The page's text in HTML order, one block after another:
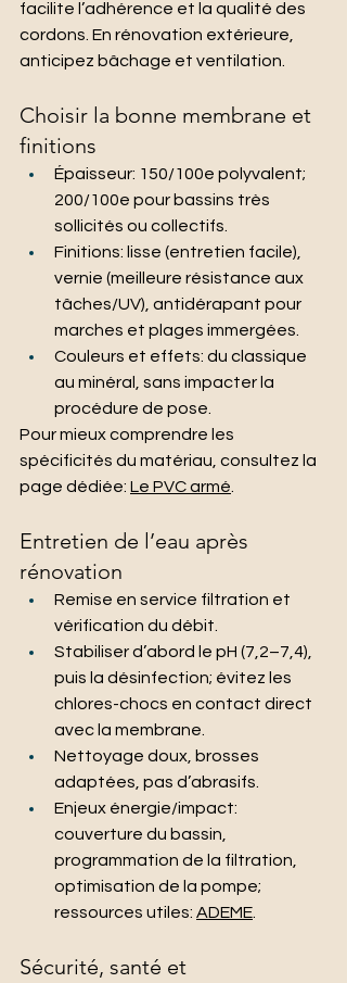
facilite l’adhérence et la qualité des
cordons. En rénovation extérieure,
anticipez bâchage et ventilation.
Choisir la bonne membrane et
finitions
Épaisseur: 150/100e polyvalent;
200/100e pour bassins très
sollicités ou collectifs.
Finitions: lisse (entretien facile),
vernie (meilleure résistance aux
tâches/UV), antidérapant pour
marches et plages immergées.
Couleurs et effets: du classique
au minéral, sans impacter la
procédure de pose.
Pour mieux comprendre les
spécificités du matériau, consultez la
page dédiée: Le PVC armé
Entretien de l’eau après
rénovation
Remise en service filtration et
vérification du débit.
Stabiliser d’abord le pH (7,2–7,4),
puis la désinfection; évitez les
chlores-chocs en contact direct
avec la membrane.
Nettoyage doux, brosses
adaptées, pas d’abrasifs.
Enjeux énergie/impact:
couverture du bassin,
programmation de la filtration,
optimisation de la pompe;
ressources utiles: ADEME
Sécurité, santé et